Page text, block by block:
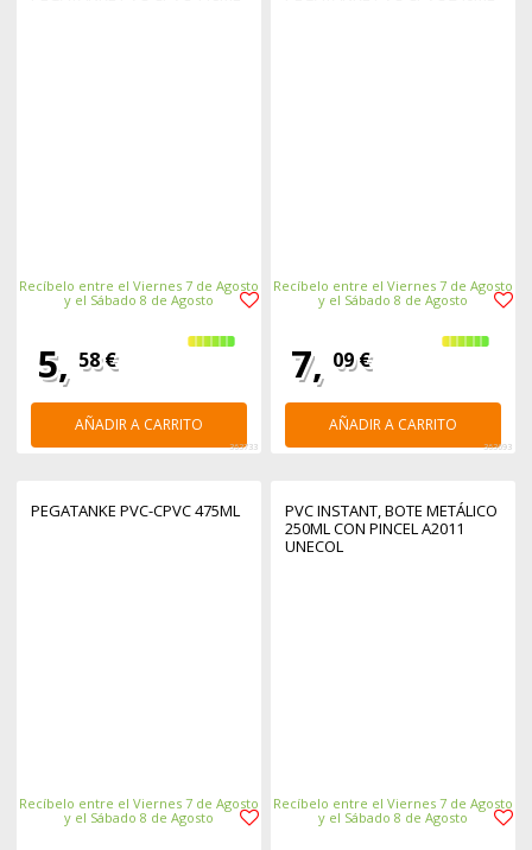
Recíbelo entre el Viernes 7 de Agosto
y el Sábado 8 de Agosto
5, 58 €
AÑADIR A CARRITO
363733
Recíbelo entre el Viernes 7 de Agosto
y el Sábado 8 de Agosto
7, 09 €
AÑADIR A CARRITO
363693
PEGATANKE PVC-CPVC 475ML
Recíbelo entre el Viernes 7 de Agosto
y el Sábado 8 de Agosto
PVC INSTANT, BOTE METÁLICO
250ML CON PINCEL A2011
UNECOL
Recíbelo entre el Viernes 7 de Agosto
y el Sábado 8 de Agosto